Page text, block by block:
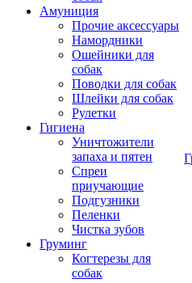
Амуниция
Прочие аксессуары
Намордники
Ошейники для
собак
Поводки для собак
Шлейки для собак
Рулетки
Гигиена
Уничтожители
запаха и пятен
Спреи
приучающие
Подгузники
Пеленки
Чистка зубов
Груминг
Когтерезы для
собак